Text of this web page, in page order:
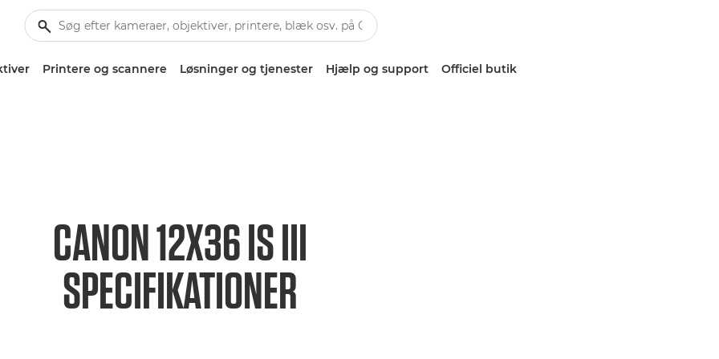
Printere og scannere Løsninger og tjenester Hjælp og support Officiel butik
CANON 12X36 IS III
SPECIFIKATIONER